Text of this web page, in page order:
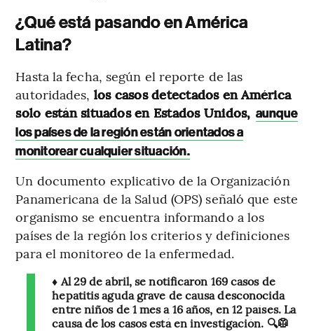
¿Qué está pasando en América
Latina?
Hasta la fecha, según el reporte de las
autoridades, los casos detectados en América
solo están situados en Estados Unidos, aunque
los países de la región están orientados a
monitorear cualquier situación.
Un documento explicativo de la Organización
Panamericana de la Salud (OPS) señaló que este
organismo se encuentra informando a los
países de la región los criterios y definiciones
para el monitoreo de la enfermedad.
♦️ Al 29 de abril, se notificaron 169 casos de
hepatitis aguda grave de causa desconocida
entre niños de 1 mes a 16 años, en 12 países. La
causa de los casos está en investigación. 🔍🥼